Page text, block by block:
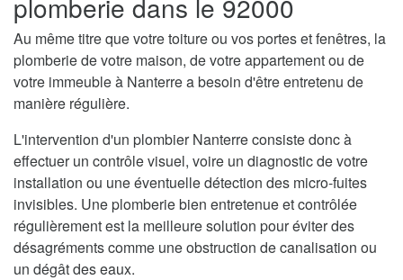
Au même titre que votre toiture ou vos portes et fenêtres, la
plomberie de votre maison, de votre appartement ou de
votre immeuble à Nanterre a besoin d'être entretenu de
manière régulière.
L'intervention d'un plombier Nanterre consiste donc à
effectuer un contrôle visuel, voire un diagnostic de votre
installation ou une éventuelle détection des micro-fuites
invisibles. Une plomberie bien entretenue et contrôlée
régulièrement est la meilleure solution pour éviter des
désagréments comme une obstruction de canalisation ou
un dégât des eaux.